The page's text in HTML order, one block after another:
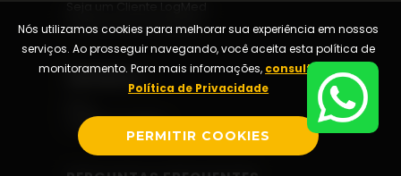
Política de Privacidade
IMPRENSA
LogMed na Mídia
Nós utilizamos cookies para melhorar sua experiência em nossos
serviços. Ao prosseguir navegando, você aceita esta política de
monitoramento. Para mais informações, consulte nossa
Política de Privacidade
PERMITIR COOKIES